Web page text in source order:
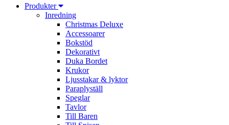
Produkter
Inredning
Christmas Deluxe
Accessoarer
Bokstöd
Dekorativt
Duka Bordet
Krukor
Ljusstakar & lyktor
Paraplyställ
Speglar
Tavlor
Till Baren